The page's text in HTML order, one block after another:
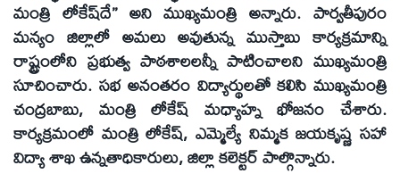
మంత్రి లోకేష్‌దే’’ అని ముఖ్యమంత్రి అన్నారు. పార్వతీపురం
మన్యం జిల్లాలో అమలు అవుతున్న ముస్తాబు కార్యక్రమాన్ని
రాష్ట్రంలోని ప్రభుత్వ పాఠశాలలన్నీ పాటించాలని ముఖ్యమంత్రి
సూచించారు. సభ అనంతరం విద్యార్థులతో కలిసి ముఖ్యమంత్రి
చంద్రబాబు, మంత్రి లోకేష్‌ మధ్యాహ్న భోజనం చేశారు.
కార్యక్రమంలో మంత్రి లోకేష్‌, ఎమ్మెల్యే నిమ్మక జయకృష్ణ సహా
విద్యా శాఖ ఉన్నతాధికారులు, జిల్లా కలెక్టర్‌ పాల్గొన్నారు.